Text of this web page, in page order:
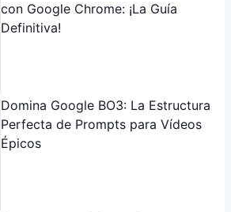
con Google Chrome: ¡La Guía
Definitiva!
Domina Google BO3: La Estructura
Perfecta de Prompts para Vídeos
Épicos